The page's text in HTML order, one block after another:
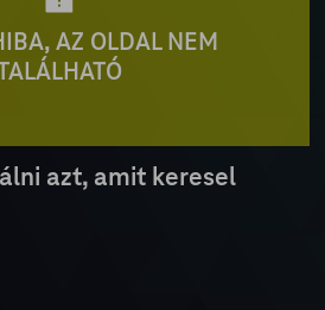
AZ OLDAL NEM
azt, amit keresel